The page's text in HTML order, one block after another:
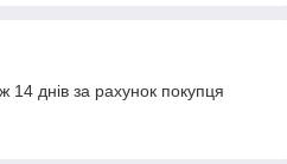
днів за рахунок покупця